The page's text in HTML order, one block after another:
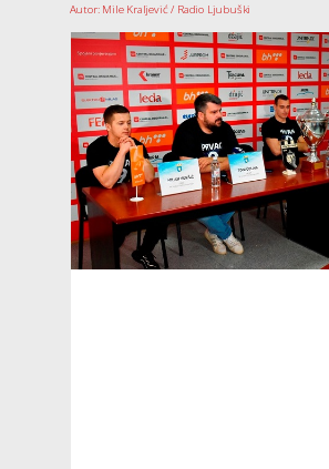
Autor: Mile Kraljević / Radio Ljubuški